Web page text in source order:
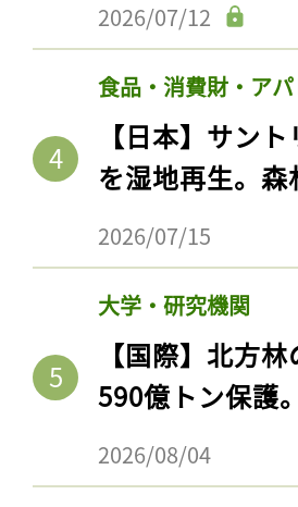
2026/07/12
食品・消費財・ア
【日本】サン
を湿地再生。
2026/07/15
大学・研究機関
【国際】北方
590億トン保護
2026/08/04